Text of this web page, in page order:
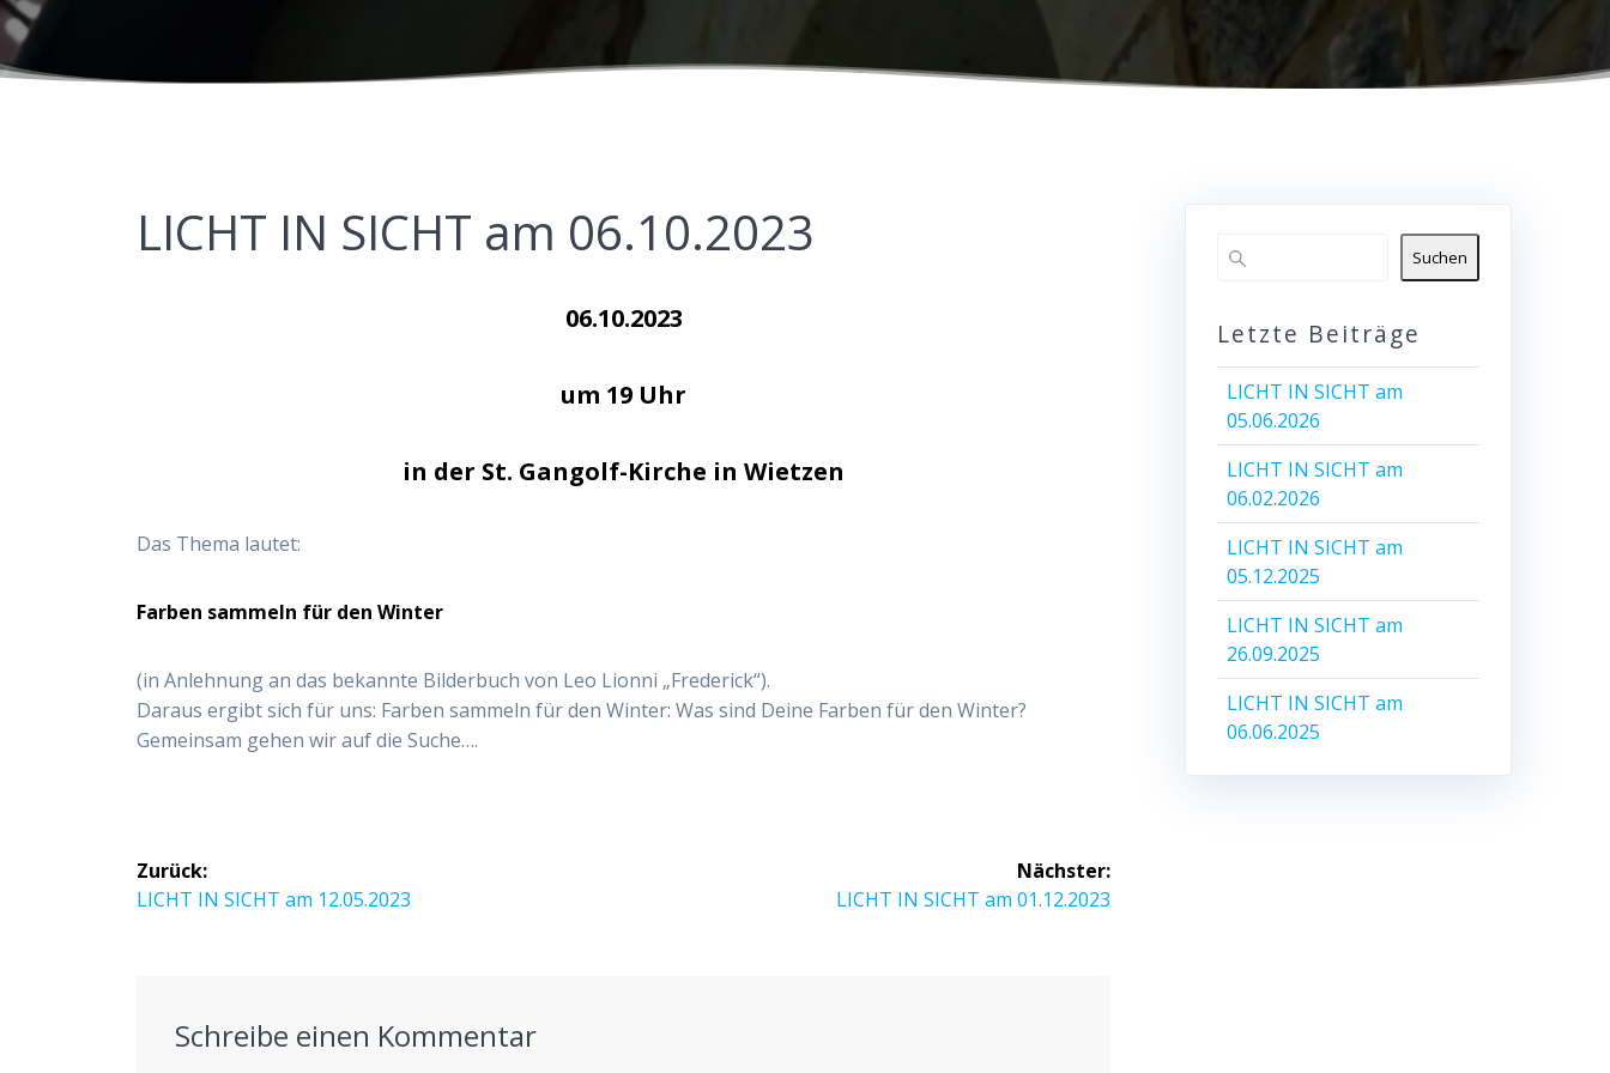
LICHT IN SICHT am 06.10.2023
06.10.2023
um 19 Uhr
in der St. Gangolf-Kirche in Wietzen
Das Thema lautet:
Farben sammeln für den Winter
(in Anlehnung an das bekannte Bilderbuch von Leo Lionni „Frederick“).
Daraus ergibt sich für uns: Farben sammeln für den Winter: Was sind Deine Farben für den Winter?
Gemeinsam gehen wir auf die Suche….
Beitragsnavigation
Zurück:
Vorheriger
LICHT IN SICHT am 12.05.2023
Nächster:
Nächster
LICHT IN SICHT am 01.12.2023
Schreibe einen Kommentar
Suchen
Letzte Beiträge
LICHT IN SICHT am
05.06.2026
LICHT IN SICHT am
06.02.2026
LICHT IN SICHT am
05.12.2025
LICHT IN SICHT am
26.09.2025
LICHT IN SICHT am
06.06.2025